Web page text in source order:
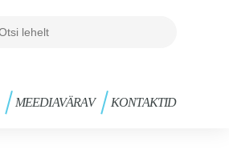
MEEDIAVÄRAV KONTAKTID